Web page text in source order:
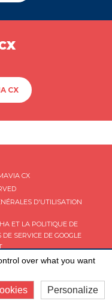
CX
CX
D'UTILISATION
ET LA POLITIQUE DE
DE SERVICEDE GOOGLE
over what you want
Personalize